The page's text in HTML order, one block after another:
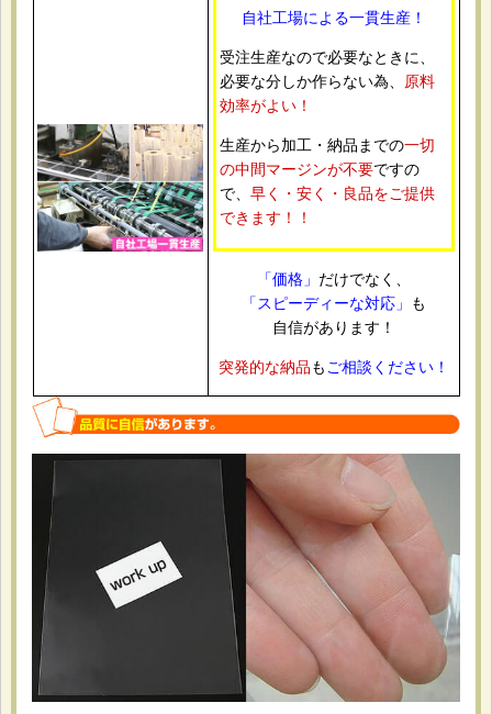
OPP袋テープ付 A4用 標準#30【100枚】 [テ-A4]
カタログや販促資料をまとめて入れるために使用。 DMやパ
ンフレット用に使いやすそうだったため。 透明度も高く、
仕上がりがきれいでした。
2026-06-10
購入商品： OPP袋テープ付 ポストカード用 本体側開閉自在テー
プ 標準#30【100枚】 [本テ開閉自在-ポスト]
ポストカードの整理と保管用。 必要なサイズがあり、開閉
できるタイプだったから。 サイズがちょうど良く、使いや
2026-05-21
購入商品： OPP袋テープなし A4用 お徳#25【100枚】 [サ徳-A4]
書類やチラシの保管用として購入しました。 日本製で品質
面に安心感があり、価格も手頃だったため。 薄手ですが普
段使いには十分でした。
2026-05-07
購入商品
白ヘッダー付OPP袋 ハガキ用 105x155+30+30 標準
#30【100枚】 [Hハガキ]
同人イベントで販売するイラストカードやポストカードの個
包装に使用。 ヘッダー付きでフック陳列しやすく、必要な
サイズが細かく選べたためです。価格も手頃でした。 袋の
自社工場による一貫生産！
受注生産なので必要なときに、
必要な分しか作らない為、
原料
効率がよい！
生産から加工・納品までの一切
の中間マージンが不要ですの
で、 早く・安く・良品をご提供
できます！！
「価格」 だけでなく、
「スピーディーな対応」
も
自信があります！
突発的な納品も ご相談ください！